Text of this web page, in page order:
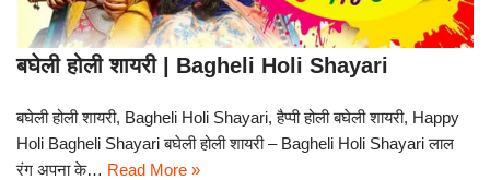
बघेली होली शायरी | Bagheli Holi Shayari
बघेली होली शायरी, Bagheli Holi Shayari, हैप्पी होली बघेली शायरी, Happy
Holi Bagheli Shayari बघेली होली शायरी – Bagheli Holi Shayari लाल
रंग अपना के… Read More »